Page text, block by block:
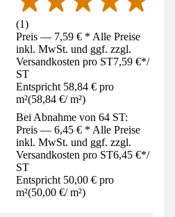
(1)
Preis — 7,59 € * Alle Preise
inkl. MwSt. und ggf. zzgl.
Versandkosten pro ST7,59 €*/
ST
Entspricht 58,84 € pro
m²(58,84 €/ m²)
Bei Abnahme von 64 ST:
Preis — 6,45 € * Alle Preise
inkl. MwSt. und ggf. zzgl.
Versandkosten pro ST6,45 €*/
ST
Entspricht 50,00 € pro
m²(50,00 €/ m²)